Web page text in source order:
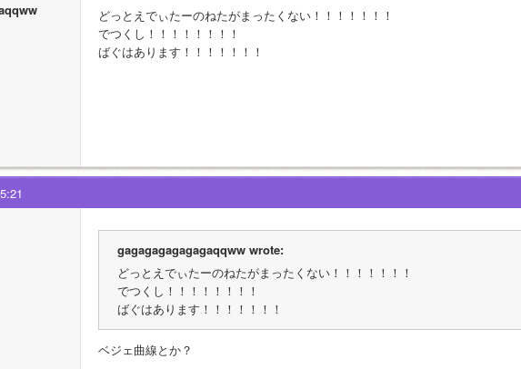
どっとえでぃたーのねたがまったくない！！！！！！！
でつくし！！！！！！！！
ばぐはあります！！！！！！！
gagagagagagagaqqww wrote:
どっとえでぃたーのねたがまったくない！！！！！！！
でつくし！！！！！！！！
ばぐはあります！！！！！！！
ベジェ曲線とか？